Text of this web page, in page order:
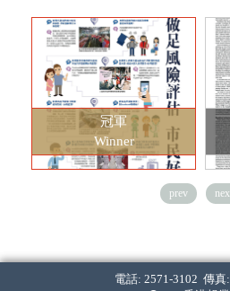
冠軍
Winner
prev
電話: 2571-3102 傳真